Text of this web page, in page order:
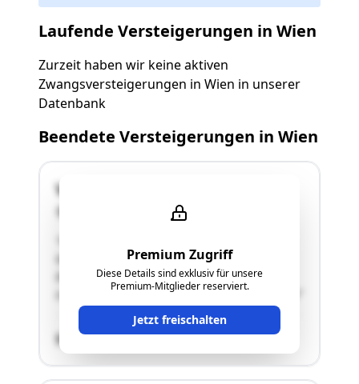
Laufende Versteigerungen in Wien
Zurzeit haben wir keine aktiven
Zwangsversteigerungen in Wien in unserer
Datenbank
Beendete Versteigerungen in Wien
Premium Zugriff
Diese Details sind exklusiv für unsere
Premium-Mitglieder reserviert.
Jetzt freischalten
Volkertmarkt
Gebäudekörper, eingeschossig2 Räume (mit
Durchreiche verbunden): Gastro- und
Lager/Küchen-Bereich- Eingangsbereich verglast"
SCHÄTZWERT